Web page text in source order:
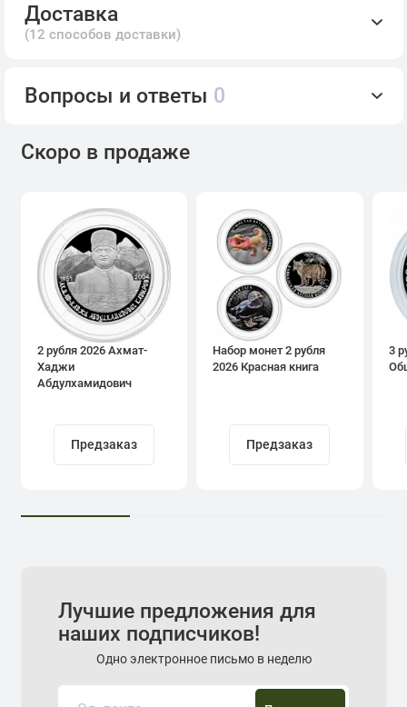
Доставка
(12 способов доставки)
Вопросы и ответы 0
Скоро в продаже
2 рубля 2026 Ахмат-
Хаджи
Абдулхамидович
Предзаказ
Набор монет 2 рубля
2026 Красная книга
Предзаказ
3
Лучшие предложения для
наших подписчиков!
Одно электронное письмо в неделю